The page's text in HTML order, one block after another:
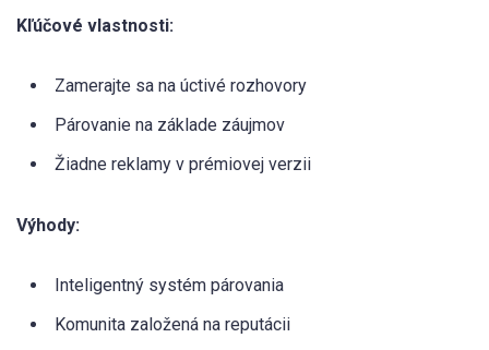
Kľúčové vlastnosti:
Zamerajte sa na úctivé rozhovory
Párovanie na základe záujmov
Žiadne reklamy v prémiovej verzii
Výhody:
Inteligentný systém párovania
Komunita založená na reputácii